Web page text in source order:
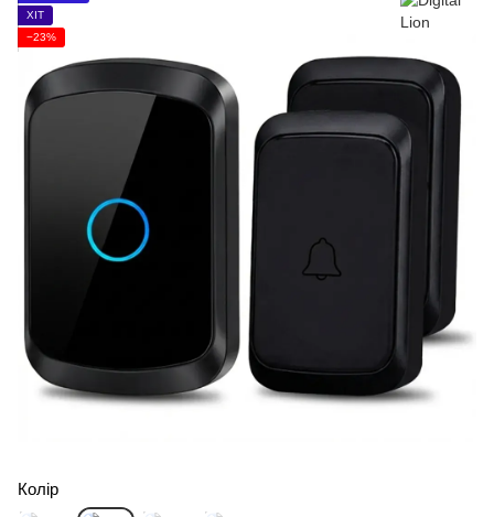
ХІТ
−23%
Колір